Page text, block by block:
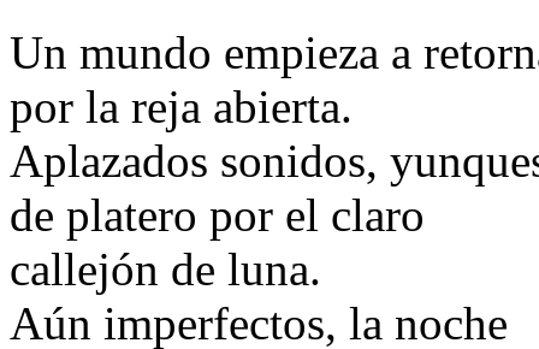
Un mundo empieza a
por la reja abierta.
Aplazados sonidos,
de platero por el claro
callejón de luna.
Aún imperfectos, la noche